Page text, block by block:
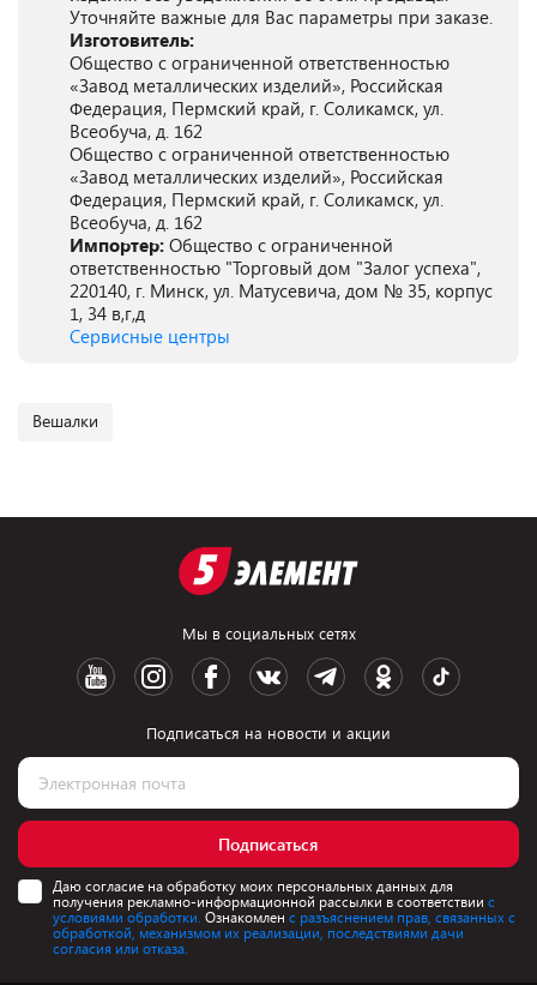
Уточняйте важные для Вас параметры при заказе.
Изготовитель:
Общество с ограниченной ответственностью
«Завод металлических изделий», Российская
Федерация, Пермский край, г. Соликамск, ул.
Всеобуча, д. 162
Общество с ограниченной ответственностью
«Завод металлических изделий», Российская
Федерация, Пермский край, г. Соликамск, ул.
Всеобуча, д. 162
Импортер: Общество с ограниченной
ответственностью "Торговый дом "Залог успеха",
220140, г. Минск, ул. Матусевича, дом № 35, корпус
1, 34 в,г,д
Сервисные центры
Вешалки
Мы в социальных сетях
Подписаться на новости и акции
Подписаться
Даю согласие на обработку моих персональных данных для
получения рекламно-информационной рассылки в соответствии с
условиями обработки. Ознакомлен с разъяснением прав, связанных с
обработкой, механизмом их реализации, последствиями дачи
согласия или отказа.